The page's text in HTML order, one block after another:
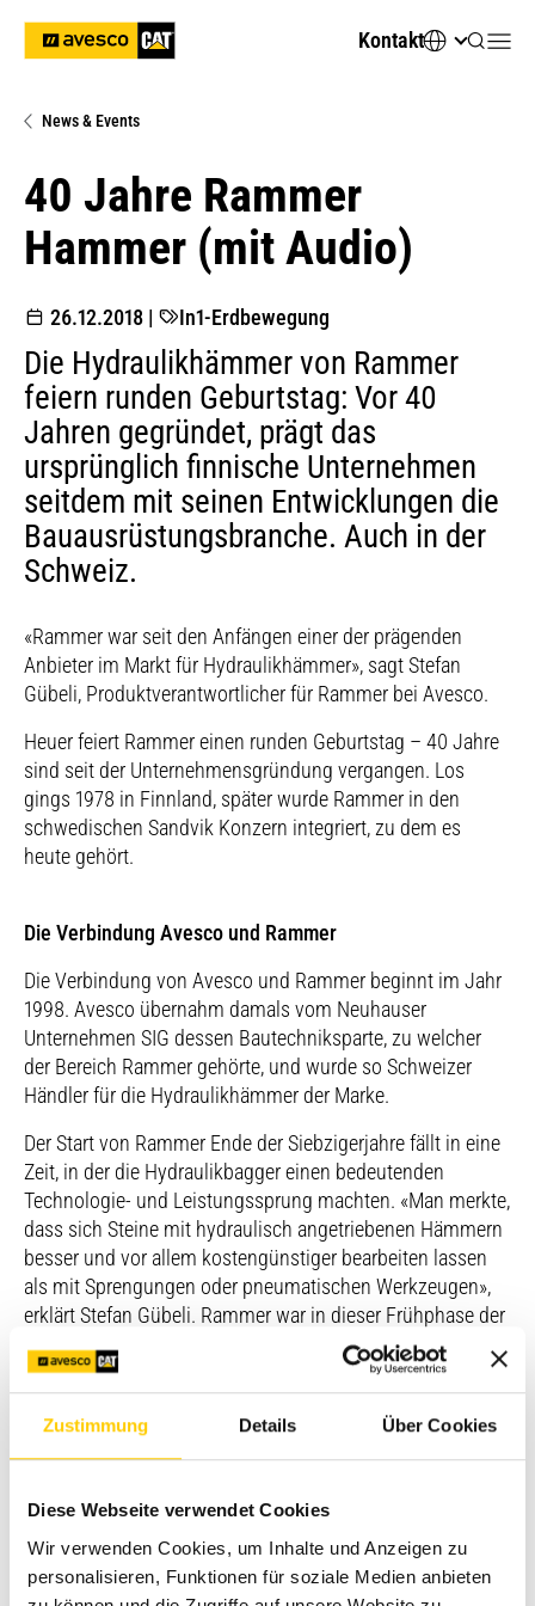
Zustimmung Details Über Cookies
Diese Webseite verwendet Cookies
Wir verwenden Cookies, um Inhalte und Anzeigen zu
personalisieren, Funktionen für soziale Medien anbieten
Kontakt
News & Events
40 Jahre Rammer
Hammer (mit Audio)
26.12.2018 | In1-Erdbewegung
Die Hydraulikhämmer von Rammer
feiern runden Geburtstag: Vor 40
Jahren gegründet, prägt das
ursprünglich finnische Unternehmen
seitdem mit seinen Entwicklungen die
Bauausrüstungsbranche. Auch in der
Schweiz.
«Rammer war seit den Anfängen einer der prägenden
Anbieter im Markt für Hydraulikhämmer», sagt Stefan
Gübeli, Produktverantwortlicher für Rammer bei Avesco.
Heuer feiert Rammer einen runden Geburtstag – 40 Jahre
sind seit der Unternehmensgründung vergangen. Los
gings 1978 in Finnland, später wurde Rammer in den
schwedischen Sandvik Konzern integriert, zu dem es
heute gehört.
Die Verbindung Avesco und Rammer
Die Verbindung von Avesco und Rammer beginnt im Jahr
1998. Avesco übernahm damals vom Neuhauser
Unternehmen SIG dessen Bautechniksparte, zu welcher
der Bereich Rammer gehörte, und wurde so Schweizer
Händler für die Hydraulikhämmer der Marke.
Der Start von Rammer Ende der Siebzigerjahre fällt in eine
Zeit, in der die Hydraulikbagger einen bedeutenden
Technologie- und Leistungssprung machten. «Man merkte,
dass sich Steine mit hydraulisch angetriebenen Hämmern
besser und vor allem kostengünstiger bearbeiten lassen
als mit Sprengungen oder pneumatischen Werkzeugen»,
erklärt Stefan Gübeli. Rammer war in dieser Frühphase der
Hydraulikhämmer von Anfang an dabei.
Erfindung des schallgeschützten Hammers – Unmut
des Lärms litten die Hydraulikhammer einige Zeit unter
Akzeptanzproblemen. Auch in der Schweiz. Stefan Gübeli: